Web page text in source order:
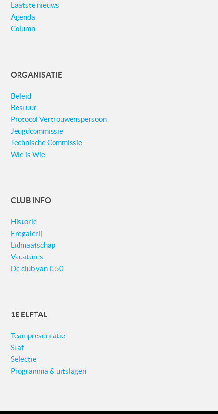
Laatste nieuws
Agenda
Column
ORGANISATIE
Beleid
Bestuur
Protocol Vertrouwenspersoon
Jeugdcommissie
Technische Commissie
Wie is Wie
CLUB INFO
Historie
Eregalerij
Lidmaatschap
Vacatures
De club van € 50
1E ELFTAL
Teampresentatie
Staf
Selectie
Programma & uitslagen